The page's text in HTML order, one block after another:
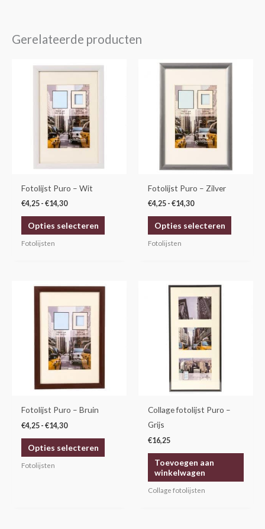
Gerelateerde producten
Fotolijst Puro – Wit
€4,25 - €14,30
€4,25
€14,30
Opties selecteren
kan
op
productpagina
Fotolijsten
Fotolijst Puro – Zilver
€4,25 - €14,30
Prijsklasse:
€4,25
€14,30
Opties selecteren
Dit
kan
op
Fotolijsten
Fotolijst Puro – Bruin
€4,25 - €14,30
Prijsklasse:
€4,25
tot
€14,30
Opties selecteren
Dit
kan
productpagina
Fotolijsten
Collage fotolijst Puro –
Grijs
€16,25
Toevoegen aan
winkelwagen
Collage fotolijsten